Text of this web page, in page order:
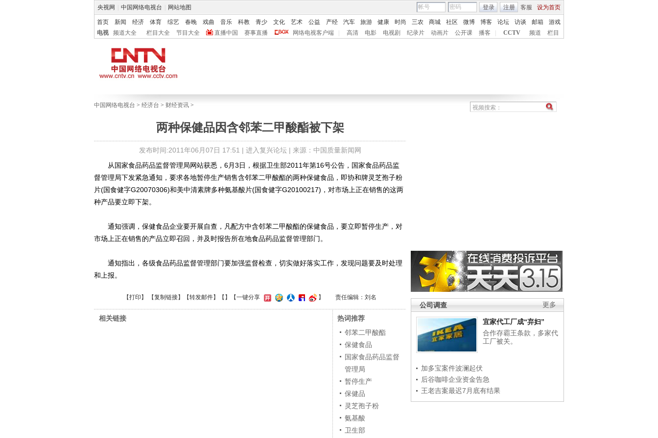
央视网 中国网络电视台 网站地图 客服 设为首页
登录 注册
首页 新闻 经济 体育 综艺 春晚 戏曲 音乐 科教 青少 文化 艺术 公益 产经 汽车 旅游 健康 时尚 三农 商城 社区 微博 博客 论坛 访谈 邮箱
游戏
电视
频道大全 栏目大全 节目大全 直播中国 赛事直播 网络电视客户端 高清 电影 电视剧 纪录片 动画片 公开课 播客 CCTV 频道 栏目
中国网络电视台 > 经济台 > 财经资讯 >
两种保健品因含邻苯二甲酸酯被下架
发布时间:2011年06月07日 17:51 | 进入复兴论坛| 来源：中国质量新闻网
更多
公司调查
宜家代工厂成“弃妇”
合作存霸王条款，多家代
工厂被关。
加多宝案件波澜起伏
后谷咖啡企业资金告急
王老吉案最迟7月底有结果
从国家食品药品监督管理局网站获悉，6月3日，根据卫生部2011年第16号公告，国家食品药品监
督管理局下发紧急通知，要求各地暂停生产销售含邻苯二甲酸酯的两种保健食品，即协和牌灵芝孢子粉
片(国食健字G20070306)和美中清素牌多种氨基酸片(国食健字G20100217)，对市场上正在销售的这两
种产品要立即下架。
通知强调，保健食品企业要开展自查，凡配方中含邻苯二甲酸酯的保健食品，要立即暂停生产，对
市场上正在销售的产品立即召回，并及时报告所在地食品药品监督管理部门。
通知指出，各级食品药品监督管理部门要加强监督检查，切实做好落实工作，发现问题要及时处理
和上报。
【打印 】 【复制链接】【转发邮件】【 】 【一键分享 】 责任编辑：刘名
相关链接
热词推荐
邻苯二甲酸酯
保健食品
国家食品药品监督
管理局
暂停生产
保健品
灵芝孢子粉
氨基酸
卫生部